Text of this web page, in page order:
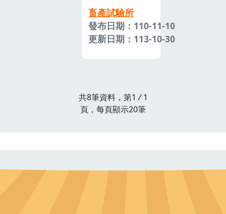
畜產試驗所
發布日期：110-11-10
更新日期：113-10-30
共8筆資料，第1 /1
頁，每頁顯示20筆